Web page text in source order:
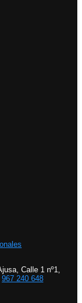
Calle 1 nº1,
967 240 648